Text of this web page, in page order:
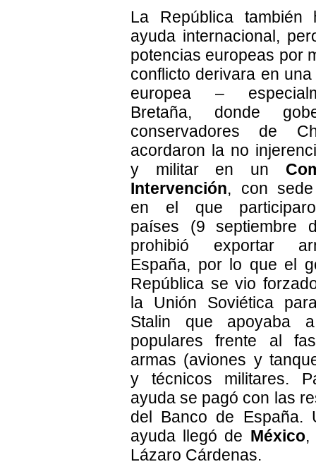
La República también
ayuda internacional,
potencias europeas por
conflicto derivara en
europea –
Bretaña, donde
conservadores de
acordaron la no
y militar en un
Intervención, con
en el que
países (9 septiembre
prohibió exportar
España, por lo que el
República se vio
la Unión Soviética
Stalin que apoyaba
populares frente al
armas (aviones y
y técnicos militares.
ayuda se pagó con las
del Banco de España.
ayuda llegó de México,
Lázaro Cárdenas.